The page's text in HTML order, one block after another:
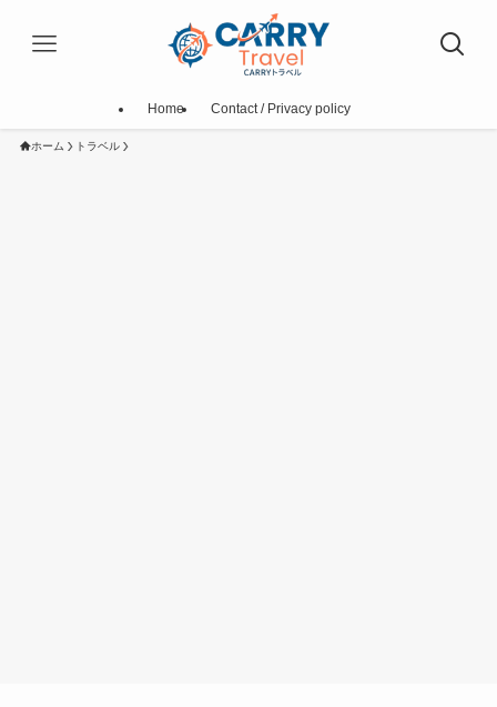
Home Contact / Privacy policy
ホーム トラベル